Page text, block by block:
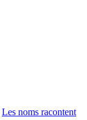
Les noms racontent